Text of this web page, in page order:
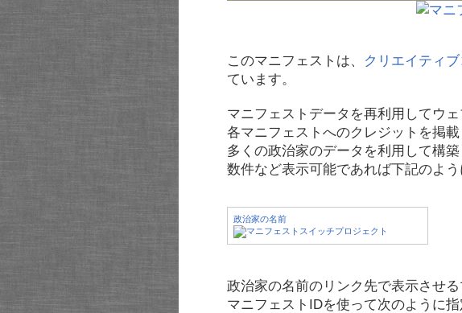
このマニフェストは、 クリエイティ
ています。
マニフェストデータを再利用してウェ
各マニフェストへのクレジットを掲載
多くの政治家のデータを利用して構
数件など表示可能であれば下記のよ
政治家の名前
政治家の名前のリンク先で表示させる
マニフェストIDを使って次のように指